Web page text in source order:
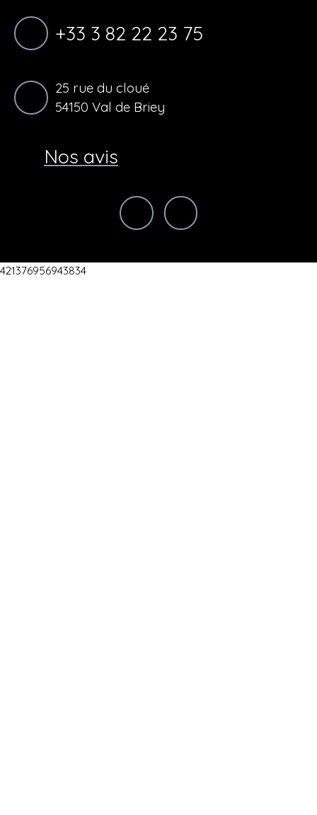
+33 3 82 22 23 75
25 rue du cloué
54150 Val de Briey
Nos avis
421376956943834